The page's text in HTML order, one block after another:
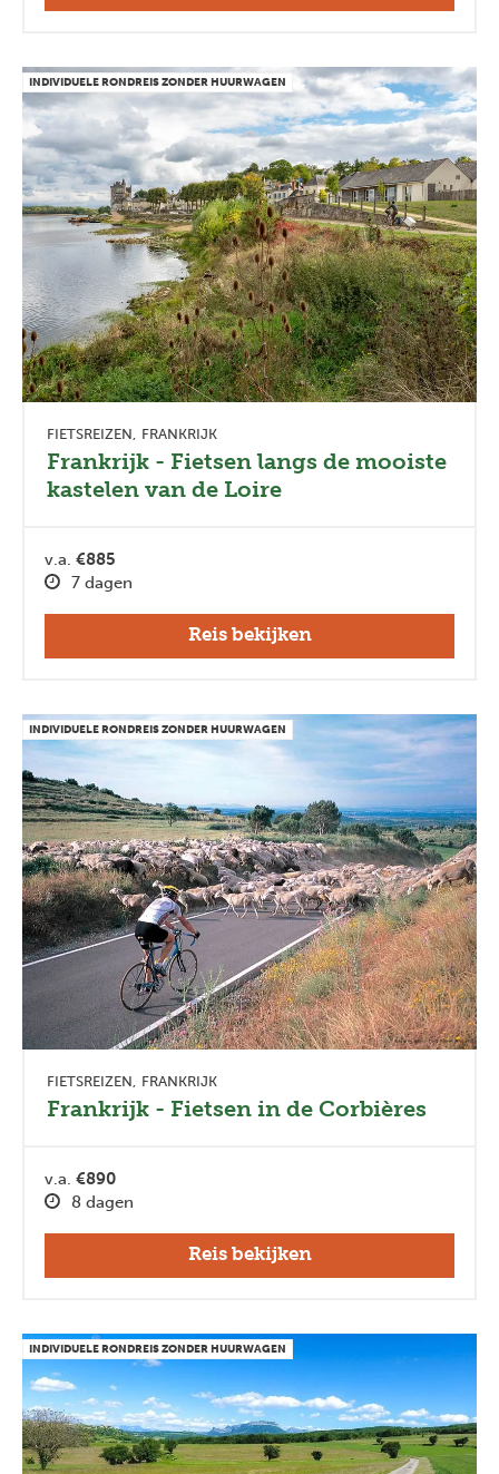
INDIVIDUELE RONDREIS ZONDER HUURWAGEN
FIETSREIZEN FRANKRIJK
Frankrijk - Fietsen langs de mooiste
kastelen van de Loire
v.a. €885
7 dagen
Reis bekijken
INDIVIDUELE RONDREIS ZONDER HUURWAGEN
FIETSREIZEN FRANKRIJK
Frankrijk - Fietsen in de Corbières
v.a. €890
8 dagen
Reis bekijken
INDIVIDUELE RONDREIS ZONDER HUURWAGEN